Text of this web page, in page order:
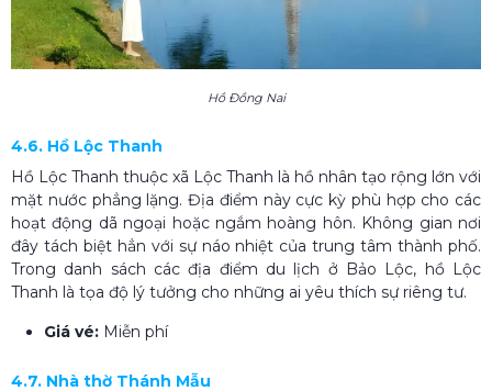
Hồ Đồng Nai
4.6. Hồ Lộc Thanh
Hồ Lộc Thanh thuộc xã Lộc Thanh là hồ nhân tạo rộng lớn với
mặt nước phẳng lặng. Địa điểm này cực kỳ phù hợp cho các
hoạt động dã ngoại hoặc ngắm hoàng hôn. Không gian nơi
đây tách biệt hẳn với sự náo nhiệt của trung tâm thành phố.
Trong danh sách các địa điểm du lịch ở Bảo Lộc, hồ Lộc
Thanh là tọa độ lý tưởng cho những ai yêu thích sự riêng tư.
Giá vé: Miễn phí
4.7. Nhà thờ Thánh Mẫu